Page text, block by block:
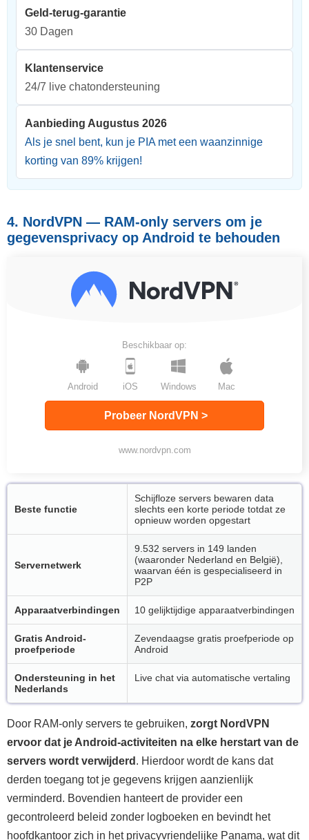
Geld-terug-garantie
30 Dagen
Klantenservice
24/7 live chatondersteuning
Aanbieding Augustus 2026
Als je snel bent, kun je PIA met een waanzinnige
korting van 89% krijgen!
4. NordVPN — RAM-only servers om je
gegevensprivacy op Android te behouden
Beschikbaar op:
Windows Mac
Android iOS
Probeer NordVPN >
www.nordvpn.com
Beste functie
Schijfloze servers bewaren data
slechts een korte periode totdat ze
opnieuw worden opgestart
Servernetwerk
9.532 servers in 149 landen
(waaronder Nederland en België),
waarvan één is gespecialiseerd in
P2P
Apparaatverbindingen 10 gelijktijdige apparaatverbindingen
Gratis Android-
proefperiode
Zevendaagse gratis proefperiode op
Android
Ondersteuning in het
Nederlands
Live chat via automatische vertaling
Door RAM-only servers te gebruiken, zorgt NordVPN
ervoor dat je Android-activiteiten na elke herstart van de
servers wordt verwijderd . Hierdoor wordt de kans dat
derden toegang tot je gegevens krijgen aanzienlijk
verminderd. Bovendien hanteert de provider een
gecontroleerd beleid zonder logboeken en bevindt het
hoofdkantoor zich in het privacyvriendelijke Panama, wat dit